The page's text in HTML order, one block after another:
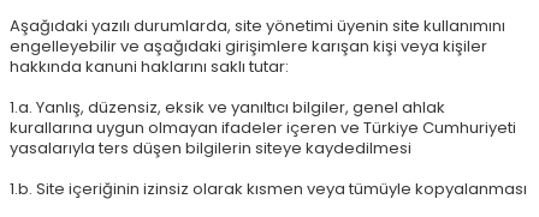
Aşağıdaki yazılı durumlarda, site yönetimi üyenin site kullanımını
engelleyebilir ve aşağıdaki girişimlere karışan kişi veya kişiler
hakkında kanuni haklarını saklı tutar:
1.a. Yanlış, düzensiz, eksik ve yanıltıcı bilgiler, genel ahlak
kurallarına uygun olmayan ifadeler içeren ve Türkiye Cumhuriyeti
yasalarıyla ters düşen bilgilerin siteye kaydedilmesi
1.b. Site içeriğinin izinsiz olarak kısmen veya tümüyle kopyalanması